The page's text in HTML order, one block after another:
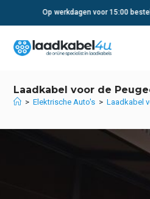
Op werkdagen voor 15:00
Laadkabel voor de
> Elektrische Auto's > Laadkabel